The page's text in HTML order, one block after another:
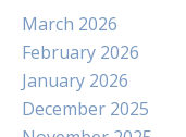
March 2026
February 2026
January 2026
December 2025